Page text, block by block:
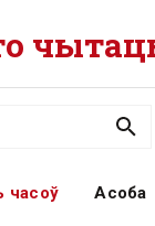
часоў Асоба